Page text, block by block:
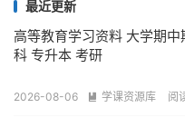
最近更新
高等教育学习资料 大学期
科 专升本 考研
2026-08-06  学课资源库 阅